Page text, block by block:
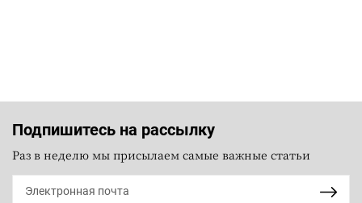
Подпишитесь на рассылку
Раз в неделю мы присылаем самые важные статьи